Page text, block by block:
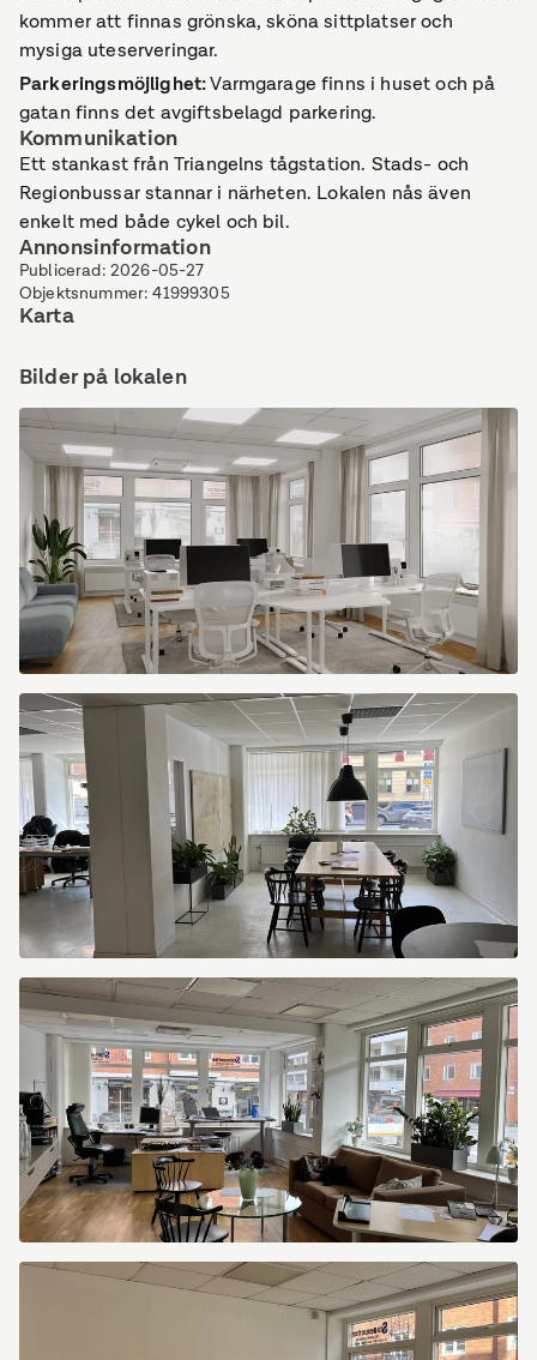
kommer att finnas grönska, sköna sittplatser och
mysiga uteserveringar.
Parkeringsmöjlighet:Varmgarage finns i huset och på
gatan finns det avgiftsbelagd parkering.
Kommunikation
Ett stankast från Triangelns tågstation. Stads- och
Regionbussar stannar i närheten. Lokalen nås även
enkelt med både cykel och bil.
Annonsinformation
Publicerad: 2026-05-27
Objektsnummer:41999305
Karta
Bilder på lokalen
3D
Bild(1)
thumbnail_IMG_0132
thumbnail_IMG_0136